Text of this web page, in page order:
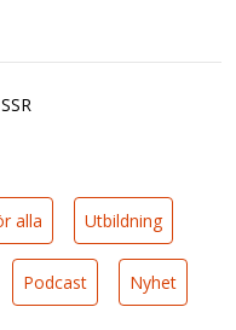
alla Utbildning
Podcast Nyhet